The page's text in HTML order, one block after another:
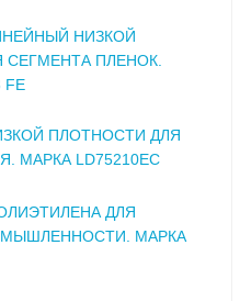
НИЗКОЙ
СЕГМЕНТА ПЛЕНОК.
FE
ПЛОТНОСТИ ДЛЯ
МАРКА LD75210EC
ДЛЯ
МАРКА